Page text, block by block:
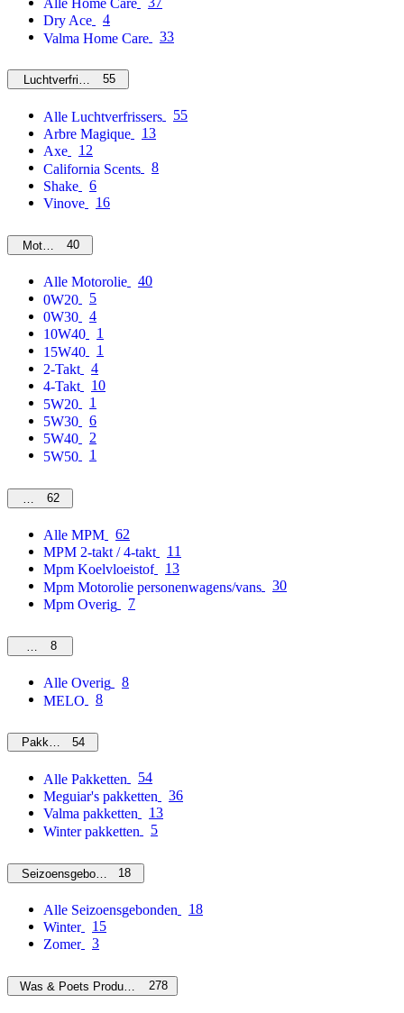
Dry Ace
4
Valma Home Care
33
Luchtverfrissers55
Alle Luchtverfrissers
55
Arbre Magique
13
Axe
12
California Scents
8
Shake
6
Vinove
16
Motorolie40
Alle Motorolie
40
0W20
5
0W30
4
10W40
1
15W40
1
2-Takt
4
4-Takt
10
5W20
1
5W30
6
5W40
2
5W50
1
MPM62
Alle MPM
62
MPM 2-takt / 4-takt
11
Mpm Koelvloeistof
13
Mpm Motorolie personenwagens/vans
30
Mpm Overig
7
Overig
8
Alle Overig
8
MELO
8
Pakketten54
Alle Pakketten
54
Meguiar's pakketten
36
Valma pakketten
13
Winter pakketten
5
Seizoensgebonden18
Alle Seizoensgebonden
18
Winter
15
Zomer
3
Was & Poets Producten 278